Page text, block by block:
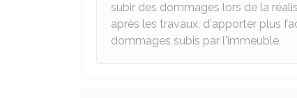
subir des dommages lors de la
après les travaux, d'apporter plus
dommages subis par l'immeuble.